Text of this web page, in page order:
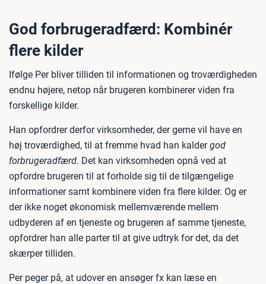
God forbrugeradfærd: Kombinér
flere kilder
Ifølge Per bliver tilliden til informationen og troværdigheden
endnu højere, netop når brugeren kombinerer viden fra
forskellige kilder.
Han opfordrer derfor virksomheder, der gerne vil have en
høj troværdighed, til at fremme hvad han kaldergod
forbrugeradfærd. Det kan virksomheden opnå ved at
opfordre brugeren til at forholde sig til de tilgængelige
informationer samt kombinere viden fra flere kilder. Og er
der ikke noget økonomisk mellemværende mellem
udbyderen af en tjeneste og brugeren af samme tjeneste,
opfordrer han alle parter til at give udtryk for det, da det
skærper tilliden.
Per peger på, at udover en ansøger fx kan læse en